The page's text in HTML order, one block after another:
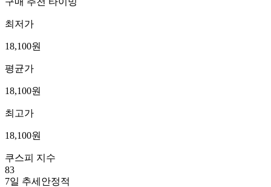
최저가
18,100원
평균가
18,100원
최고가
18,100원
쿠스피 지수
83
7일 추세 안정적